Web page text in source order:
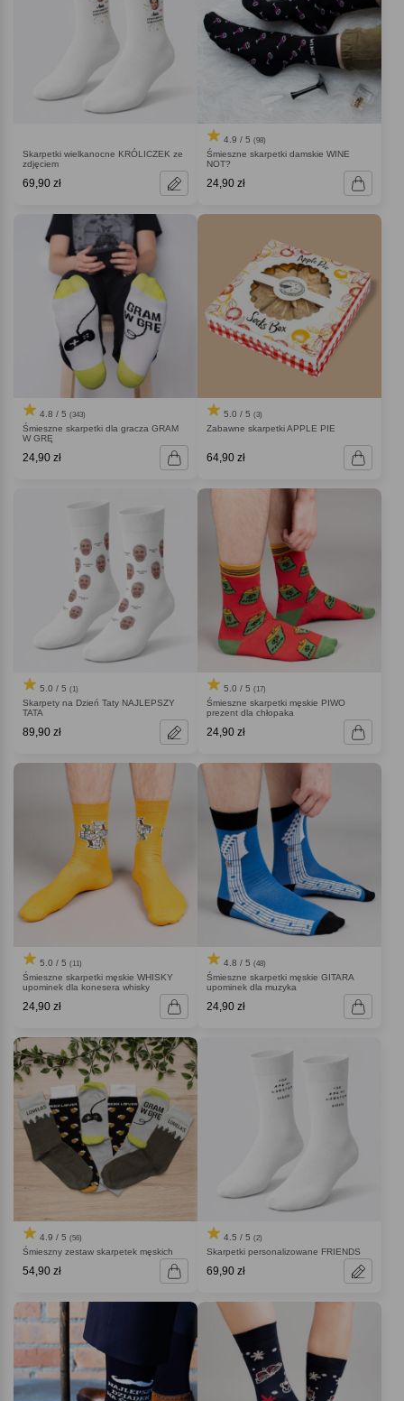
Skarpetki wielkanocne KRÓLICZEK ze
zdjęciem
69,90 zł
4.9 / 5 (98)
Śmieszne skarpetki damskie WINE
NOT
24,90 zł
4.8 / 5 (343)
Śmieszne skarpetki dla gracza GRAM
W GRĘ
24,90 zł
5.0 / 5 (3)
Zabawne skarpetki APPLE PIE
64,90 zł
5.0 / 5 (1)
Skarpety na Dzień Taty NAJLEPSZY
TATA
89,90 zł
5.0 / 5 (17)
Śmieszne skarpetki męskie PIWO
prezent dla chłopaka
24,90 zł
5.0 / 5 (11)
Śmieszne skarpetki męskie WHISKY
upominek dla konesera whisky
24,90 zł
4.8 / 5 (48)
Śmieszne skarpetki męskie GITARA
upominek dla muzyka
24,90 zł
4.9 / 5 (56)
Śmieszny zestaw skarpetek męskich
54,90 zł
4.5 / 5 (2)
Skarpetki personalizowane FRIENDS
69,90 zł